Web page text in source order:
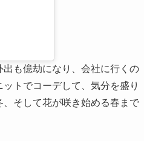
も億劫になり、会社に行くの
トでコーデして、気分を盛り
そして花が咲き始める春まで